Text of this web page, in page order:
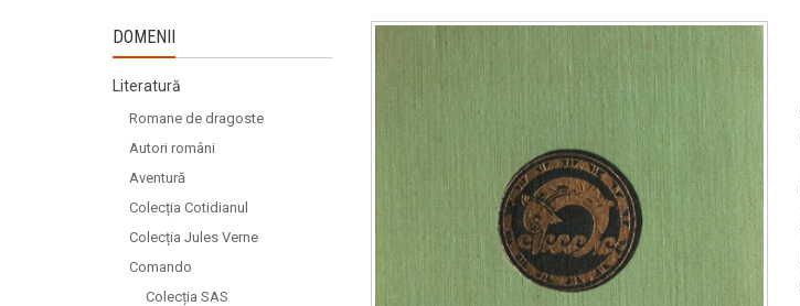
DOMENII
Literatură
Romane de dragoste
Autori români
Aventură
Colecția Cotidianul
Colecția Jules Verne
Comando
Colecția SAS